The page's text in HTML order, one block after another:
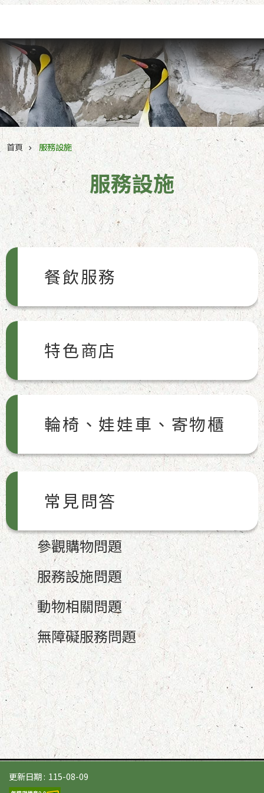
首頁 服務設施
服務設施
餐飲服務
特色商店
輪椅、娃娃車、寄物櫃
常見問答
參觀購物問題
服務設施問題
動物相關問題
無障礙服務問題
更新日期 115-08-09